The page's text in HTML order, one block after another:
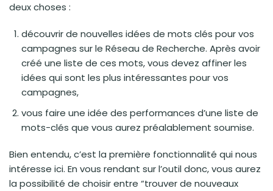
deux choses :
découvrir de nouvelles idées de mots clés pour vos
campagnes sur le Réseau de Recherche. Après avoir
créé une liste de ces mots, vous devez affiner les
idées qui sont les plus intéressantes pour vos
campagnes,
vous faire une idée des performances d’une liste de
mots-clés que vous aurez préalablement soumise.
Bien entendu, c’est la première fonctionnalité qui nous
intéresse ici. En vous rendant sur l’outil donc, vous aurez
la possibilité de choisir entre “trouver de nouveaux